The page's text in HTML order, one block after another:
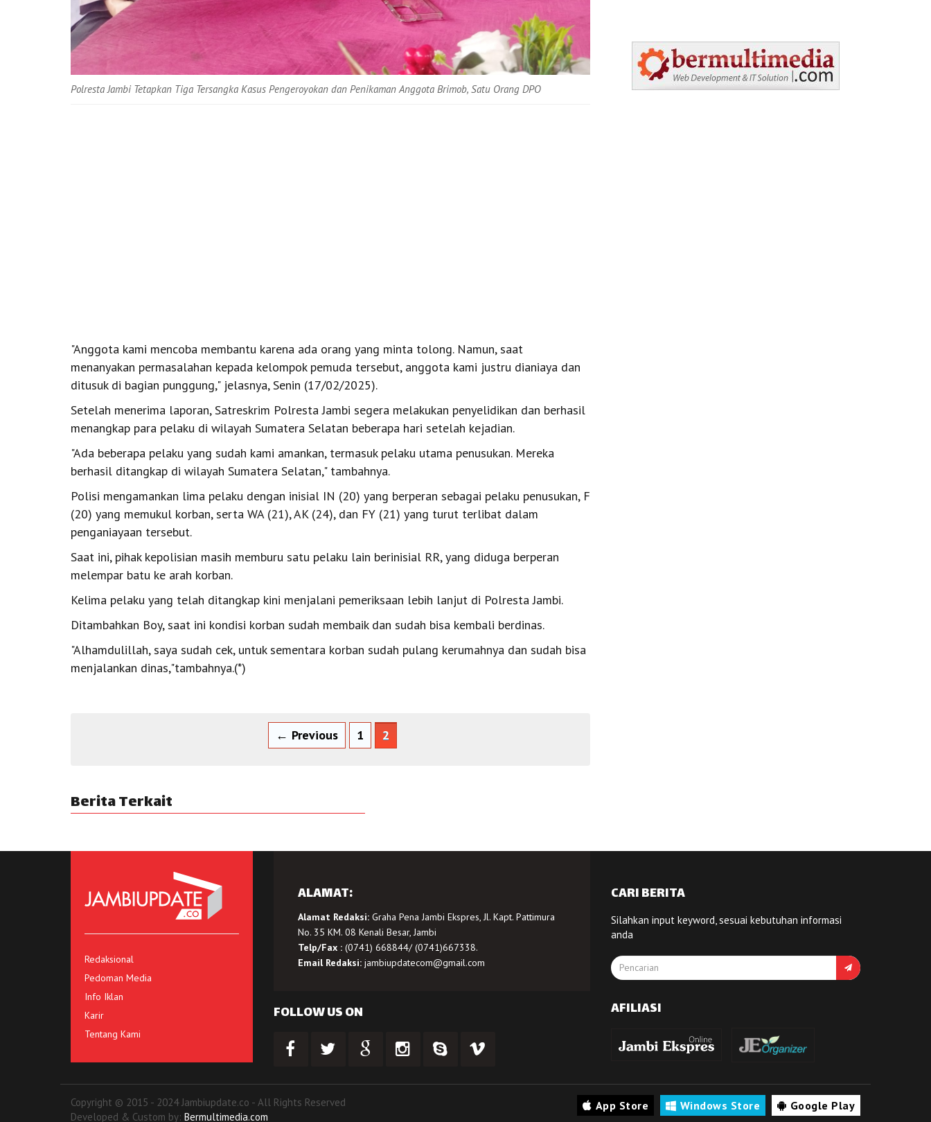
Polresta Jambi Tetapkan Tiga Tersangka Kasus Pengeroyokan dan Penikaman Anggota Brimob, Satu Orang DPO
"Anggota kami mencoba membantu karena ada orang yang minta tolong. Namun, saat
menanyakan permasalahan kepada kelompok pemuda tersebut, anggota kami justru dianiaya dan
ditusuk di bagian punggung," jelasnya, Senin (17/02/2025).
Setelah menerima laporan, Satreskrim Polresta Jambi segera melakukan penyelidikan dan berhasil
menangkap para pelaku di wilayah Sumatera Selatan beberapa hari setelah kejadian.
"Ada beberapa pelaku yang sudah kami amankan, termasuk pelaku utama penusukan. Mereka
berhasil ditangkap di wilayah Sumatera Selatan," tambahnya.
Polisi mengamankan lima pelaku dengan inisial IN (20) yang berperan sebagai pelaku penusukan, F
(20) yang memukul korban, serta WA (21), AK (24), dan FY (21) yang turut terlibat dalam
penganiayaan tersebut.
Saat ini, pihak kepolisian masih memburu satu pelaku lain berinisial RR, yang diduga berperan
melempar batu ke arah korban.
Kelima pelaku yang telah ditangkap kini menjalani pemeriksaan lebih lanjut di Polresta Jambi.
Ditambahkan Boy, saat ini kondisi korban sudah membaik dan sudah bisa kembali berdinas.
"Alhamdulillah, saya sudah cek, untuk sementara korban sudah pulang kerumahnya dan sudah bisa
menjalankan dinas,"tambahnya.(*)
← Previous 1 2
Berita Terkait
Redaksional
Pedoman Media
Info Iklan
Karir
Tentang Kami
ALAMAT:
Alamat Redaksi:Graha Pena Jambi Ekspres, Jl. Kapt. Pattimura
No. 35 KM. 08 Kenali Besar, Jambi
Telp/Fax :(0741) 668844/ (0741)667338.
Email Redaksi: jambiupdatecom@gmail.com
FOLLOW US ON
CARI BERITA
Silahkan input keyword, sesuai kebutuhan informasi
anda
AFILIASI
Copyright © 2015 - 2024 Jambiupdate.co - All Rights Reserved
Developed & Custom by: Bermultimedia.com
App Store Windows Store Google Play